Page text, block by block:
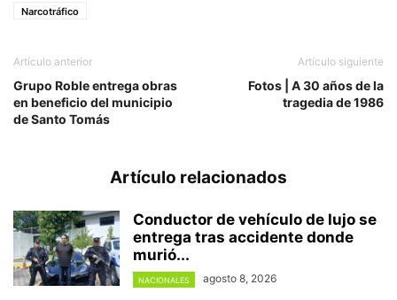
Narcotráfico
Artículo anterior
Grupo Roble entrega obras
en beneficio del municipio
de Santo Tomás
Artículo siguiente
Fotos | A 30 años de la
tragedia de 1986
Artículo relacionados
Conductor de vehículo de lujo se
entrega tras accidente donde
murió...
NACIONALES agosto 8, 2026